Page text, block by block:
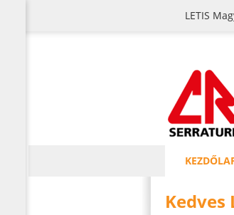
LETIS
Kedves